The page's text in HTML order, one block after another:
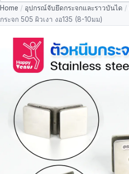
และ
บทความ
Home / อุปกรณ์จับยึดกระจกและราวบันได /
กระจก 505 ผิวเงา งอ135 (8-10มม)